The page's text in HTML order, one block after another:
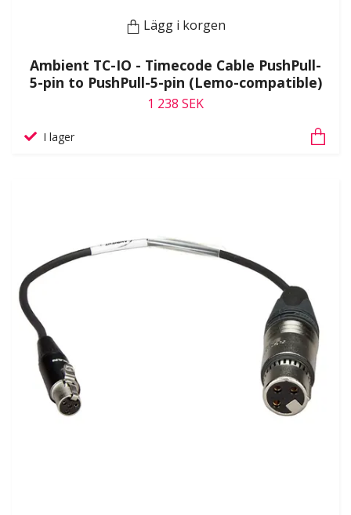
Lägg i korgen
Ambient TC-IO - Timecode Cable PushPull-
5-pin to PushPull-5-pin (Lemo-compatible)
1 238 SEK
I lager